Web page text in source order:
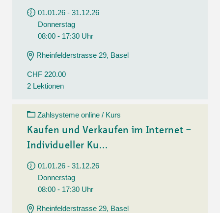
01.01.26 - 31.12.26
Donnerstag
08:00 - 17:30 Uhr
Rheinfelderstrasse 29, Basel
CHF 220.00
2 Lektionen
Zahlsysteme online / Kurs
Kaufen und Verkaufen im Internet –
Individueller Ku...
01.01.26 - 31.12.26
Donnerstag
08:00 - 17:30 Uhr
Rheinfelderstrasse 29, Basel